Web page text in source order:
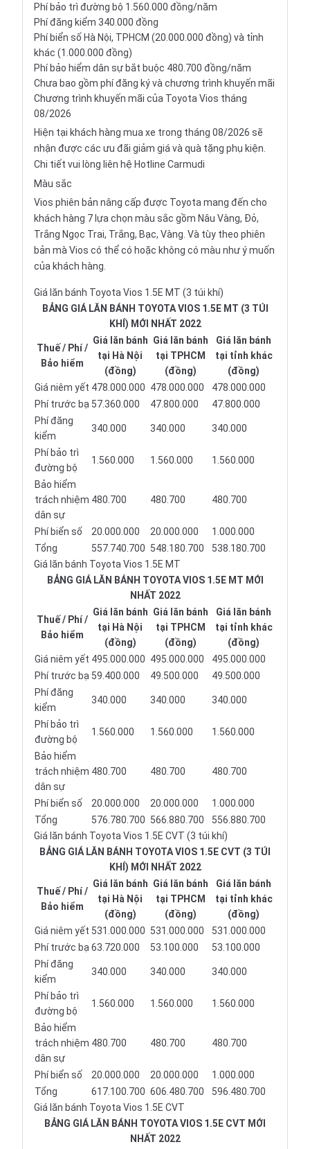
Phí bảo trì đường bộ 1.560.000 đồng/năm
Phí đăng kiểm 340.000 đồng
Phí biển số Hà Nội, TPHCM (20.000.000 đồng) và tỉnh
khác (1.000.000 đồng)
Phí bảo hiểm dân sự bắt buộc 480.700 đồng/năm
Chưa bao gồm phí đăng ký và chương trình khuyến mãi
Chương trình khuyến mãi của Toyota Vios tháng
08/2026
Hiện tại khách hàng mua xe trong tháng 08/2026 sẽ
nhận được các ưu đãi giảm giá và quà tặng phụ kiện.
Chi tiết vui lòng liên hệ Hotline Carmudi
Màu sắc
Vios phiên bản nâng cấp được Toyota mang đến cho
khách hàng 7 lựa chọn màu sắc gồm Nâu Vàng, Đỏ,
Trắng Ngọc Trai, Trắng, Bạc, Vàng. Và tùy theo phiên
bản mà Vios có thể có hoặc không có màu như ý muốn
của khách hàng.
Giá lăn bánh Toyota Vios 1.5E MT (3 túi khí)
BẢNG GIÁ LĂN BÁNH TOYOTA VIOS 1.5E MT (3 TÚI
KHÍ) MỚI NHẤT 2022
Thuế / Phí /
Bảo hiểm
Giá lăn bánh
tại Hà Nội
(đồng)
Giá lăn bánh
tại TPHCM
(đồng)
Giá lăn bánh
tại tỉnh khác
(đồng)
Giá niêm yết 478.000.000 478.000.000
478.000.000
Phí trước bạ 57.360.000 47.800.000
47.800.000
Phí đăng
kiểm
340.000 340.000 340.000
Phí bảo trì
đường bộ
1.560.000 1.560.000 1.560.000
Bảo hiểm
trách nhiệm
dân sự
480.700 480.700 480.700
Phí biển số 20.000.000 20.000.000
1.000.000
Tổng
557.740.700 548.180.700
538.180.700
Giá lăn bánh Toyota Vios 1.5E MT
BẢNG GIÁ LĂN BÁNH TOYOTA VIOS 1.5E MT MỚI
NHẤT 2022
Thuế / Phí /
Bảo hiểm
Giá lăn bánh
tại Hà Nội
(đồng)
Giá lăn bánh
tại TPHCM
(đồng)
Giá lăn bánh
tại tỉnh khác
(đồng)
Giá niêm yết 495.000.000 495.000.000
495.000.000
Phí trước bạ 59.400.000 49.500.000
49.500.000
Phí đăng
kiểm
340.000 340.000 340.000
Phí bảo trì
đường bộ
1.560.000 1.560.000 1.560.000
Bảo hiểm
trách nhiệm
dân sự
480.700 480.700 480.700
Phí biển số 20.000.000 20.000.000
1.000.000
Tổng
576.780.700 566.880.700
556.880.700
Giá lăn bánh Toyota Vios 1.5E CVT (3 túi khí)
BẢNG GIÁ LĂN BÁNH TOYOTA VIOS 1.5E CVT (3 TÚI
KHÍ) MỚI NHẤT 2022
Thuế / Phí /
Bảo hiểm
Giá lăn bánh
tại Hà Nội
(đồng)
Giá lăn bánh
tại TPHCM
(đồng)
Giá lăn bánh
tại tỉnh khác
(đồng)
Giá niêm yết 531.000.000 531.000.000
531.000.000
Phí trước bạ 63.720.000 53.100.000
53.100.000
Phí đăng
kiểm
340.000 340.000 340.000
Phí bảo trì
đường bộ
1.560.000 1.560.000 1.560.000
Bảo hiểm
trách nhiệm
dân sự
480.700 480.700 480.700
Phí biển số 20.000.000 20.000.000
1.000.000
Tổng
617.100.700 606.480.700
596.480.700
Giá lăn bánh Toyota Vios 1.5E CVT
BẢNG GIÁ LĂN BÁNH TOYOTA VIOS 1.5E CVT MỚI
NHẤT 2022